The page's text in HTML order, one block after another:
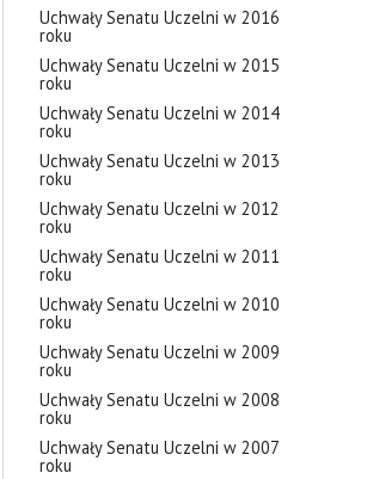
Uchwały Senatu Uczelni w 2016
roku
Uchwały Senatu Uczelni w 2015
roku
Uchwały Senatu Uczelni w 2014
roku
Uchwały Senatu Uczelni w 2013
roku
Uchwały Senatu Uczelni w 2012
roku
Uchwały Senatu Uczelni w 2011
roku
Uchwały Senatu Uczelni w 2010
roku
Uchwały Senatu Uczelni w 2009
roku
Uchwały Senatu Uczelni w 2008
roku
Uchwały Senatu Uczelni w 2007
roku